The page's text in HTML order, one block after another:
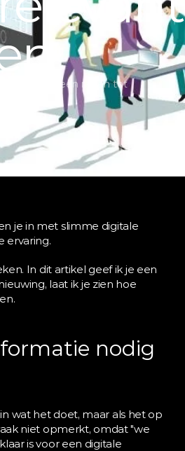
en zien geen reden tot
je in met slimme digitale
ervaring.
In dit artikel geef ik je een
laat ik je zien hoe
nodig
wat het doet, maar als het op
niet opmerkt, omdat "we
is voor een digitale